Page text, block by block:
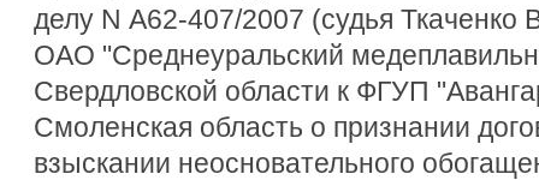
делу N А62-407/2007 (судья Ткаченко
ОАО "Среднеуральский
Свердловской области к ФГУП
Смоленская область о признании
взыскании неосновательного